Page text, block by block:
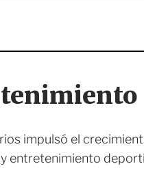
impulsó el
entretenimiento